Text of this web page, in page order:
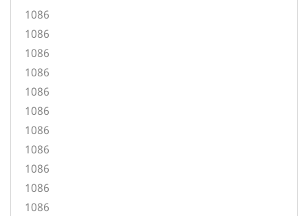
1086
1086
1086
1086
1086
1086
1086
1086
1086
1086
1086